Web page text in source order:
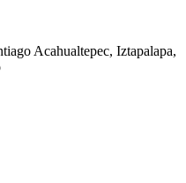
Acahualtepec, Iztapalapa,